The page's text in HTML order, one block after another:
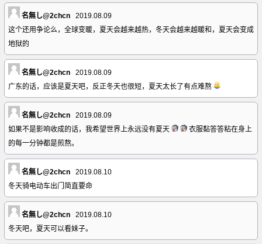
名無し@2chcn
2019.08.09
这个还用争论么，全球变暖，夏天会越来越热，冬天会越来越暖和，夏天会变成
地狱的
名無し@2chcn
2019.08.09
广东的话，应该是夏天吧，反正冬天也很短，夏天太长了有点难熬
名無し@2chcn
2019.08.09
如果不是影响收成的话，我希望世界上永远没有夏天
衣服黏答答粘在身上
的每一分钟都是煎熬。
名無し@2chcn
2019.08.10
冬天骑电动车出门简直要命
名無し@2chcn
2019.08.10
冬天吧，夏天可以看妹子。